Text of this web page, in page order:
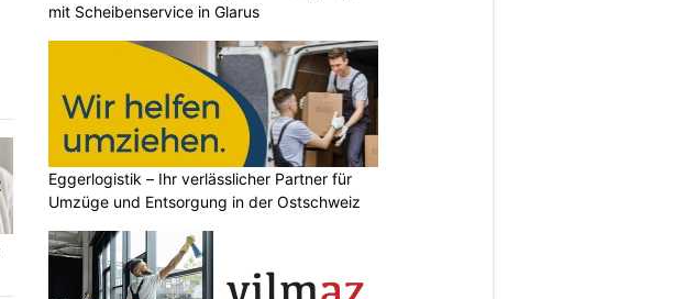
mit Scheibenservice in Glarus
Eggerlogistik – Ihr verlässlicher Partner für
Umzüge und Entsorgung in der Ostschweiz